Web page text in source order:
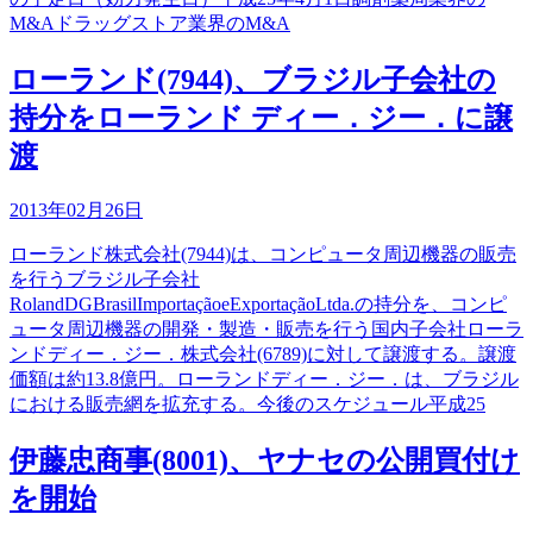
M&Aドラッグストア業界のM&A
ローランド(7944)、ブラジル子会社の
持分をローランド ディー．ジー．に譲
渡
2013年02月26日
ローランド株式会社(7944)は、コンピュータ周辺機器の販売
を行うブラジル子会社
RolandDGBrasilImportaçãoeExportaçãoLtda.の持分を、コンピ
ュータ周辺機器の開発・製造・販売を行う国内子会社ローラ
ンドディー．ジー．株式会社(6789)に対して譲渡する。譲渡
価額は約13.8億円。ローランドディー．ジー．は、ブラジル
における販売網を拡充する。今後のスケジュール平成25
伊藤忠商事(8001)、ヤナセの公開買付け
を開始